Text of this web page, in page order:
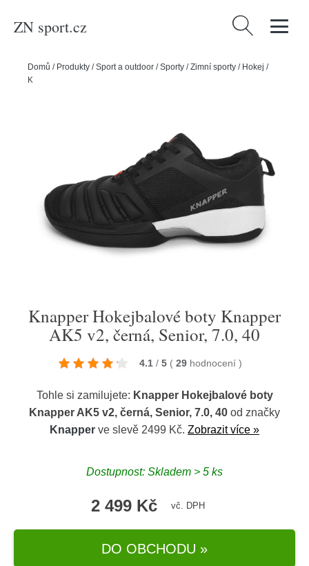
ZN sport.cz Vyhledávání
Domů / Produkty /Sport a outdoor /Sporty /Zimní sporty / Hokej /
Knapper Hokejbalové boty Knapper AK5 v2, černá, Senior, 7.0, 40
Knapper Hokejbalové boty Knapper
AK5 v2, černá, Senior, 7.0, 40
4.1 / 5 ( 29 hodnocení )
Tohle si zamilujete: Knapper Hokejbalové boty
Knapper AK5 v2, černá, Senior, 7.0, 40 od značky
Knapper ve slevě 2499 Kč. Zobrazit více »
Dostupnost: Skladem > 5 ks
2 499 Kč vč. DPH
DO OBCHODU »